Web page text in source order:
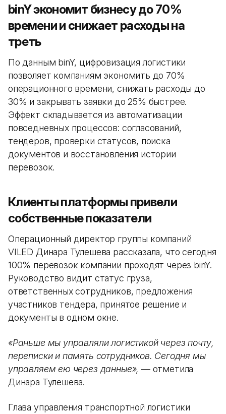
binY экономит бизнесу до 70%
времени и снижает расходы на
треть
По данным binY, цифровизация логистики
позволяет компаниям экономить до 70%
операционного времени, снижать расходы до
30% и закрывать заявки до 25% быстрее.
Эффект складывается из автоматизации
повседневных процессов: согласований,
тендеров, проверки статусов, поиска
документов и восстановления истории
перевозок.
Клиенты платформы привели
собственные показатели
Операционный директор группы компаний
VILED Динара Тулешева рассказала, что сегодня
100% перевозок компании проходят через binY.
Руководство видит статус груза,
ответственных сотрудников, предложения
участников тендера, принятое решение и
документы в одном окне.
«Раньше мы управляли логистикой через почту,
переписки и память сотрудников. Сегодня мы
управляем ею через данные», — отметила
Динара Тулешева.
Глава управления транспортной логистики